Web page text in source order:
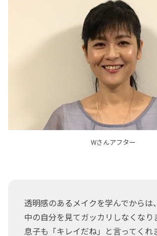
Wさんアフター
透明感のあるメイクを学んでからは
中の自分を見てガッカリしなくなり
息子も「キレイだね」と言ってくれ